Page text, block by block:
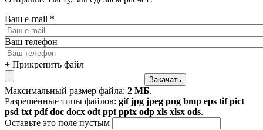
Ваш e-mail *
Ваш телефон
+ Прикрепить файл
Максимальный размер файла: 2 МБ.
Разрешённые типы файлов: gif jpg jpeg png bmp eps tif pict
psd txt pdf doc docx odt ppt pptx odp xls xlsx ods.
Оставьте это поле пустым